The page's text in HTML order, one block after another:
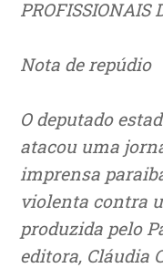
PROFISSIONAIS
Nota de repúdio
O deputado
atacou uma
imprensa
violenta contra
produzida pelo
editora, Cláudia